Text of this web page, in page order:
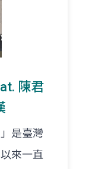
陳君
是臺灣
來一直